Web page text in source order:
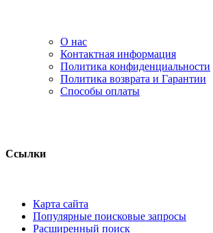
О нас
Контактная информация
Политика конфиденциальности
Политика возврата и Гарантии
Способы оплаты
Ссылки
Карта сайта
Популярные поисковые запросы
Расширенный поиск